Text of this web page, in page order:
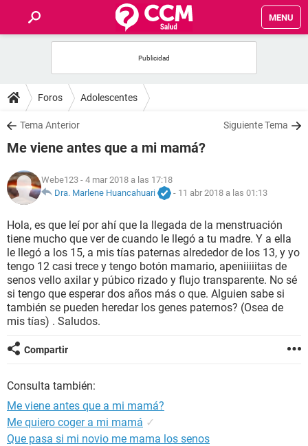
MENU
FOROS
SALUD
NUTRICIÓN
BIENESTAR
SEXUALIDAD
GLOSARIO
Foros Adolescentes
Tema Anterior Siguiente Tema
Me viene antes que a mi mamá?
Webe123 - 4 mar 2018 a las 17:18
Dra. Marlene Huancahuari
- 11 abr 2018 a las 01:13
Hola, es que leí por ahí que la llegada de la menstruación
tiene mucho que ver de cuando le llegó a tu madre. Y a ella
le llegó a los 15, a mis tías paternas alrededor de los 13, y yo
tengo 12 casi trece y tengo botón mamario, apeniiiiitas de
senos vello axilar y púbico rizado y flujo transparente. No sé
si tengo que esperar dos años más o que. Alguien sabe si
también se pueden heredar los genes paternos? (Osea de
mis tías) . Saludos.
Compartir
Consulta también:
Me viene antes que a mi mamá?
Me quiero coger a mi mamá ✓
Que pasa si mi novio me mama los senos